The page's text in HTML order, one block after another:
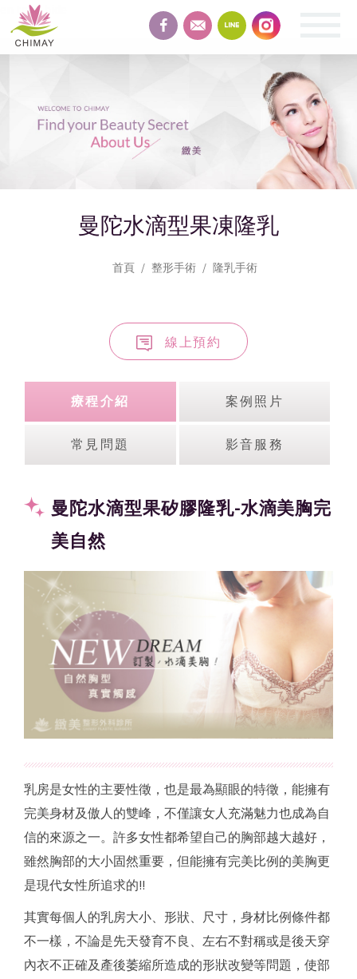
en text-hide
緻
美
整
曼陀水滴型果凍隆乳
首頁 整形手術 隆乳手術
線上預約
療程介紹 案例照片
常見問題 影音服務
曼陀水滴型果矽膠隆乳-水滴美胸完
美自然
乳房是女性的主要性徵，也是最為顯眼的特徵，能擁有
完美身材及傲人的雙峰，不僅讓女人充滿魅力也成為自
信的來源之一。許多女性都希望自己的胸部越大越好，
雖然胸部的大小固然重要，但能擁有完美比例的美胸更
是現代女性所追求的!!
其實每個人的乳房大小、形狀、尺寸，身材比例條件都
不一樣，不論是先天發育不良、左右不對稱或是後天穿
內衣不正確及產後萎縮所造成的形狀改變等問題，使部